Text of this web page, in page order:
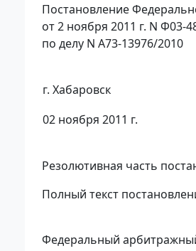
Постановление
от 2 ноября 2011 г. N Ф03-
по делу N А73-13976/2010
г. Хабаровск
02 ноября 2011 г.
Резолютивная часть
Полный текст
Федеральный